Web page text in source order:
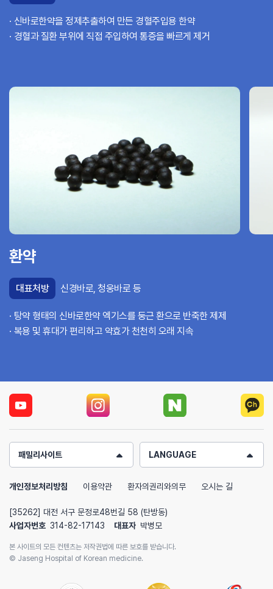
신바로한약을 정제추출하여 만든 경혈주입용 한약
경혈과 질환 부위에 직접 주입하여 통증을 빠르게 제거
환약
대표처방 신경바로, 청웅바로 등
탕약 형태의 신바로한약 엑기스를 둥근 환으로 반죽한 제제
복용 및 휴대가 편리하고 약효가 천천히 오래 지속
패밀리사이트 LANGUAGE
개인정보처리방침 이용약관 환자의권리와의무 오시는 길
[35262] 대전 서구 문정로48번길 58 (탄방동)
사업자번호 314-82-17143 대표자 박병모
본 사이트의 모든 컨텐츠는 저작권법에 따른 보호를 받습니다.
© Jaseng Hospital of Korean medicine.